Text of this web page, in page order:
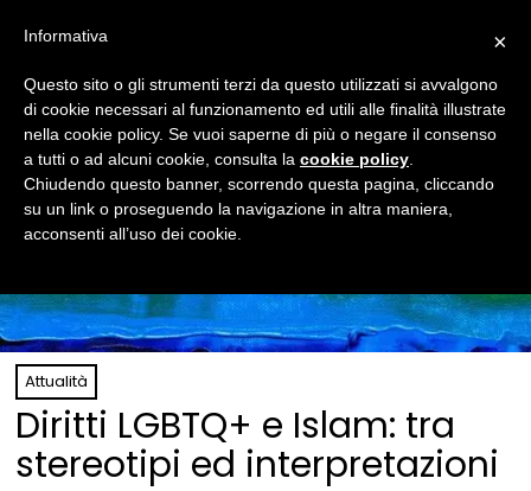
Attualità
Diritti LGBTQ+ e Islam: tra
stereotipi ed interpretazioni
×
Informativa
Questo sito o gli strumenti terzi da questo utilizzati si avvalgono
di cookie necessari al funzionamento ed utili alle finalità illustrate
nella cookie policy. Se vuoi saperne di più o negare il consenso
a tutti o ad alcuni cookie, consulta la cookie policy
Chiudendo questo banner, scorrendo questa pagina, cliccando
su un link o proseguendo la navigazione in altra maniera,
acconsenti all’uso dei cookie.